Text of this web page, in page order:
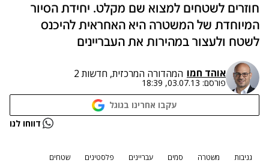
חוזרים לשטחים למצוא שם מקלט. יחידת הסיור
המיוחדת של המשטרה היא האחראית להיכנס
לשטח ולעצור במהירות את העבריינים
אוהד חמו המהדורה המרכזית, חדשות 2
פורסם: 03.07.13, 18:39
עקבו אחרינו בגוגל
דווחו לנו
גניבות משטרה סמים עבריינים פלסטינים שטחים